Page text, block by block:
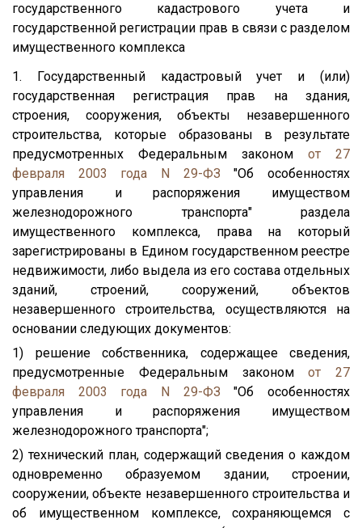
государственного кадастрового учета и
государственной регистрации прав в связи с разделом
имущественного комплекса
1. Государственный кадастровый учет и (или)
государственная регистрация прав на здания,
строения, сооружения, объекты незавершенного
строительства, которые образованы в результате
предусмотренных Федеральным законом от 27
февраля 2003 года N 29-ФЗ "Об особенностях
управления и распоряжения имуществом
железнодорожного транспорта" раздела
имущественного комплекса, права на который
зарегистрированы в Едином государственном реестре
недвижимости, либо выдела из его состава отдельных
зданий, строений, сооружений, объектов
незавершенного строительства, осуществляются на
основании следующих документов:
1) решение собственника, содержащее сведения,
предусмотренные Федеральным закономот 27
февраля 2003 года N 29-ФЗ "Об особенностях
управления и распоряжения имуществом
железнодорожного транспорта";
2) технический план, содержащий сведения о каждом
одновременно образуемом здании, строении,
сооружении, объекте незавершенного строительства и
об имущественном комплексе, сохраняющемся с